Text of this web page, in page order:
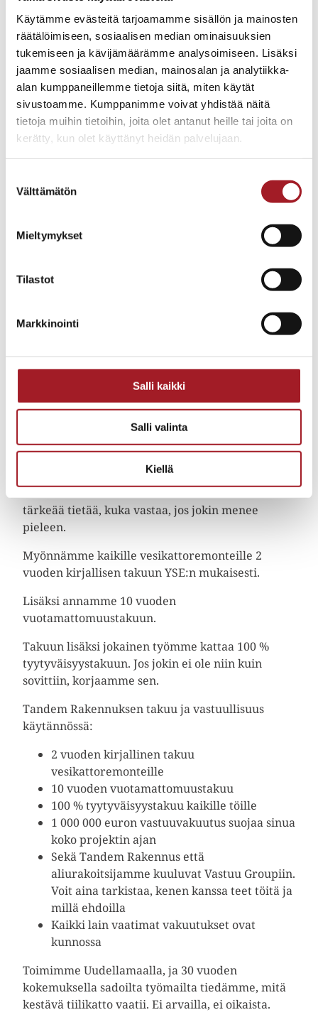
Käytämme evästeitä tarjoamamme sisällön ja mainosten
räätälöimiseen, sosiaalisen median ominaisuuksien
tukemiseen ja kävijämäärämme analysoimiseen. Lisäksi
jaamme sosiaalisen median, mainosalan ja analytiikka-
alan kumppaneillemme tietoja siitä, miten käytät
sivustoamme. Kumppanimme voivat yhdistää näitä
tietoja muihin tietoihin, joita olet antanut heille tai joita on
kerätty, kun olet käyttänyt heidän palvelujaan.
valinta
Välttämätön
Mieltymykset
Tilastot
Markkinointi
Salli kaikki
Salli valinta
Kiellä
veden sinne, minne se ei kuulu.
Tiilikaton asennuksessa ratkaisevat
yksityiskohdat:
Aluskatteen oikea asennus ja kiinnitys ennen
tiilien laskemista
Ruodelaudoituksen mitoitus tiilityypin ja
katon kaltevuuden mukaan
Läpivientien, kuten savupiipun ja
ilmanvaihtoputkien, huolellinen pellitys
Räystäspeltien ja muiden pellitysten tiivis ja
kestävä toteutus
kokonaisuutta
Kattoturvatuotteiden, kuten lumiesteiden ja
lapetikkaiden, oikea sijoittelu ja asennus
Teemme jokaisen tiilikaton käsityönä ärsyttävän
jokainen pellitys tehdään niin kuin se kuuluu
näkyy lopputuloksessa.
tiilikattopalveluihimme
tiilikaton asennus tai uusiminen käytännössä
Tandem Rakennuksen tiilikattotakuu:
tärkeää tietää, kuka vastaa, jos jokin menee
pieleen.
Myönnämme kaikille vesikattoremonteille 2
vuoden kirjallisen takuun YSE:n mukaisesti.
Lisäksi annamme 10 vuoden
vuotamattomuustakuun.
Takuun lisäksi jokainen työmme kattaa 100 %
tyytyväisyystakuun. Jos jokin ei ole niin kuin
sovittiin, korjaamme sen.
Tandem Rakennuksen takuu ja vastuullisuus
käytännössä:
2 vuoden kirjallinen takuu
vesikattoremonteille
10 vuoden vuotamattomuustakuu
100 % tyytyväisyystakuu kaikille töille
1 000 000 euron vastuuvakuutus suojaa sinua
koko projektin ajan
Sekä Tandem Rakennus että
aliurakoitsijamme kuuluvat Vastuu Groupiin.
Voit aina tarkistaa, kenen kanssa teet töitä ja
millä ehdoilla
Kaikki lain vaatimat vakuutukset ovat
kunnossa
Toimimme Uudellamaalla, ja 30 vuoden
kokemuksella sadoilta työmailta tiedämme, mitä
kestävä tiilikatto vaatii. Ei arvailla, ei oikaista.